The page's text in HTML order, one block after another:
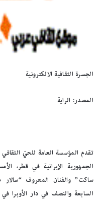
الجسرة الثقافية الالكترونية
المصدر: الراية
تقدم المؤسسة العامة للحيّ الثقافي
الجمهورية الإيرانية في قطر،
ساكت” والفنان المعروف